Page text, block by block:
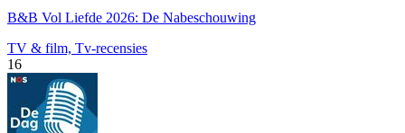
B&B Vol Liefde 2026: De Nabeschouwing
TV & film, Tv-recensies
16